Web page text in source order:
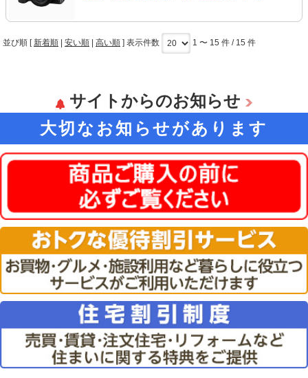
並び順 [新着順 安い順 高い順 ] 表示件数 1 〜 15 件 / 15 件
サイトからのお知らせ
大切なお知らせがあります